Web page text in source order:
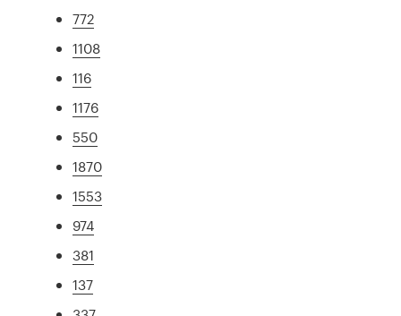
772
1108
116
1176
550
1870
1553
974
381
137